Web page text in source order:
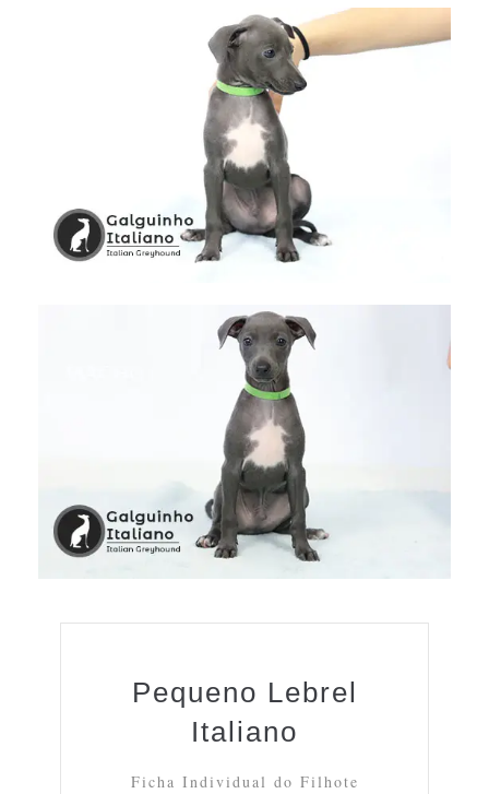
Pequeno Lebrel
Italiano
Ficha Individual do Filhote